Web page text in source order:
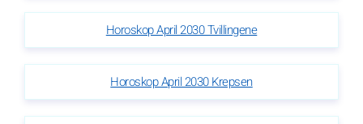
Horoskop April 2030 Tvillingene
Horoskop April 2030 Krepsen